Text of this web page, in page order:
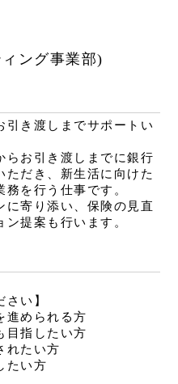
ング事業部)
引き渡しまでサポートい
らお引き渡しまでに銀行
ただき、新生活に向けた
を行う仕事です。
に寄り添い、保険の見直
提案も行います。
さい】
進められる方
目指したい方
れたい方
たい方